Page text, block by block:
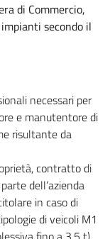
di Commercio,
secondo il
necessari per
e manutentore di
risultante da
contratto di
dell’azienda
in caso di
di veicoli M1